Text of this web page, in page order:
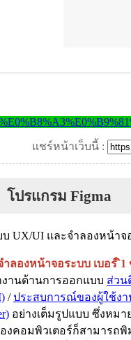
แชร์หน้าเว็บนี้ :
โปรแกรม Figma
ลองหน้าจอระบบ เบอร์ ิ1
านด้านการออกแบบ ส่วน
/ประสบการณ์ของผู้ใช้งา
อย่างเต็มรูปแบบ ซึ่งหมา
งคอมพิวเตอร์ก็สามารถพิ